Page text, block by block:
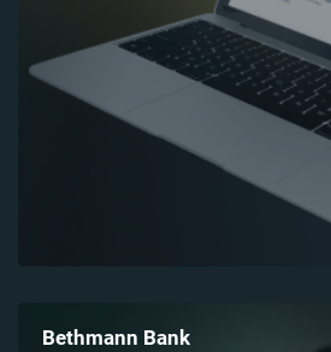
Bethmann Bank